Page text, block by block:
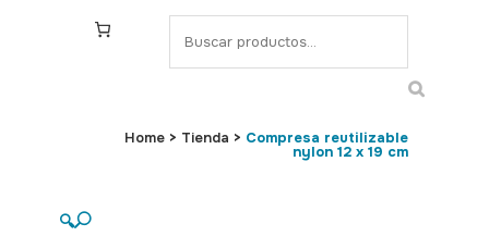
S
e
c
Home > Tienda > Compresa reutilizable
nylon 12 x 19 cm
🔍